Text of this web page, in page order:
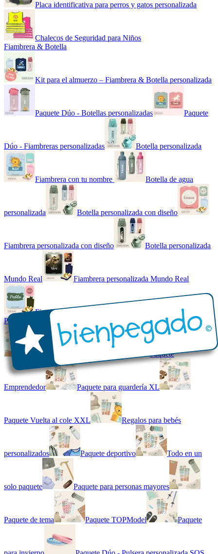
Placa identificativa para perros y gatos personalizada
Chalecos de Seguridad para Niños
Fiambrera & Botella
Kit para el almuerzo – Fiambrera & Botella personalizada
Paquete Dúo - Botellas personalizadas Paquete
Dúo - Fiambreras personalizadas Botella personalizada
Fiambrera con tu nombre Botella de agua
personalizada Botella personalizada con diseño
Fiambrera personalizada con diseño Botella personalizada
Mundo Real Fiambrera personalizada Mundo Real
Fiambrera con tu nombre básica
Paquetes
Kit combinado de etiquetas Paquete
Emprendedor Paquete para guardería XL
Paquete Vuelta al cole XXL Regalos para bebés
personalizados Paquete deportivo Todo en un
solo paquete Paquete para personas mayores
Paquete de tema Paquete TOPModel Paquete